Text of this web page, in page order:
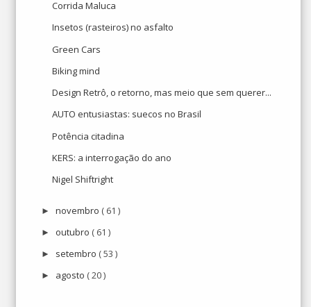
Corrida Maluca
Insetos (rasteiros) no asfalto
Green Cars
Biking mind
Design Retrô, o retorno, mas meio que sem querer...
AUTO entusiastas: suecos no Brasil
Potência citadina
KERS: a interrogação do ano
Nigel Shiftright
► novembro ( 61 )
► outubro ( 61 )
► setembro ( 53 )
► agosto ( 20 )